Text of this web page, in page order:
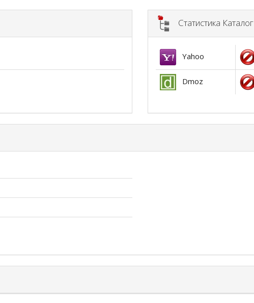
Статистика
Yahoo
Dmoz